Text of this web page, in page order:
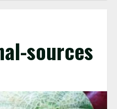
sources